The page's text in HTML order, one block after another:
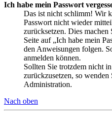
Ich habe mein Passwort
Das ist nicht schlimm! Wir
Passwort nicht wieder
zurücksetzen. Dies
Seite auf „Ich habe mein
den Anweisungen folgen.
anmelden können.
Sollten Sie trotzdem nicht
zurückzusetzen, so
Administration.
Nach oben